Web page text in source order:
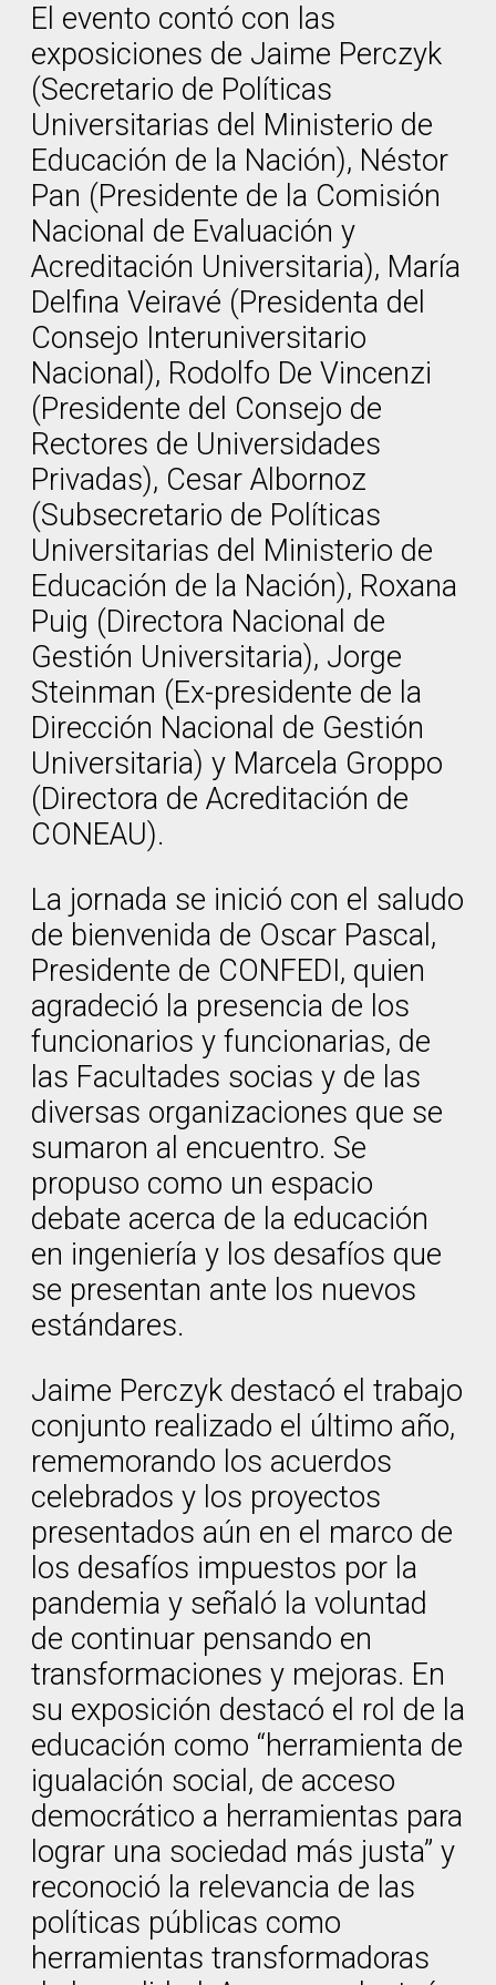
El evento contó con las
exposiciones de Jaime Perczyk
(Secretario de Políticas
Universitarias del Ministerio de
Educación de la Nación), Néstor
Pan (Presidente de la Comisión
Nacional de Evaluación y
Acreditación Universitaria), María
Delfina Veiravé (Presidenta del
Consejo Interuniversitario
Nacional), Rodolfo De Vincenzi
(Presidente del Consejo de
Rectores de Universidades
Privadas), Cesar Albornoz
(Subsecretario de Políticas
Universitarias del Ministerio de
Educación de la Nación), Roxana
Puig (Directora Nacional de
Gestión Universitaria), Jorge
Steinman (Ex-presidente de la
Dirección Nacional de Gestión
Universitaria) y Marcela Groppo
(Directora de Acreditación de
CONEAU).
La jornada se inició con el saludo
de bienvenida de Oscar Pascal,
Presidente de CONFEDI, quien
agradeció la presencia de los
funcionarios y funcionarias, de
las Facultades socias y de las
diversas organizaciones que se
sumaron al encuentro. Se
propuso como un espacio
debate acerca de la educación
en ingeniería y los desafíos que
se presentan ante los nuevos
estándares.
Jaime Perczyk destacó el trabajo
conjunto realizado el último año,
rememorando los acuerdos
celebrados y los proyectos
presentados aún en el marco de
los desafíos impuestos por la
pandemia y señaló la voluntad
de continuar pensando en
transformaciones y mejoras. En
su exposición destacó el rol de la
educación como “herramienta de
igualación social, de acceso
democrático a herramientas para
lograr una sociedad más justa” y
reconoció la relevancia de las
políticas públicas como
herramientas transformadoras